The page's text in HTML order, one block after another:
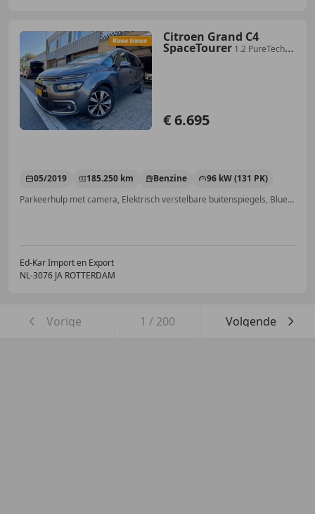
Citroen Grand C4
SpaceTourer 1.2 PureTech
€ 6.695
05/2019 185.250 km Benzine
96 kW (131 PK)
Parkeerhulp met camera, Elektrisch verstelbare buitenspiegels, Bluetooth, LED verlichting, Isofix, Lichtmetalen velgen, Navigatiesysteem, Airbag bestuurder
Ed-Kar Import en Export
NL-3076 JA ROTTERDAM
Vorige 1 / 200 Volgende